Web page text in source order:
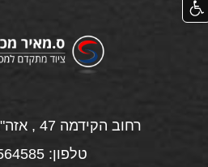
רחוב הקידמה 47 , אזה"ת צפוני אשדוד
טלפון: 08-8564585